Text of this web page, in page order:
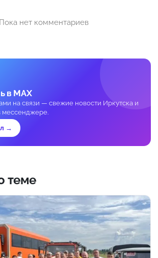
Пока нет комментариев
в MAX
на связи — свежие новости Иркутска и
мессенджере.
→
теме